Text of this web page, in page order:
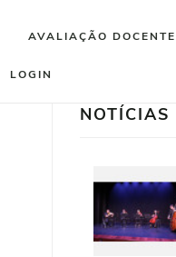
AVALIAÇÃO DOCENTE
LOGIN
NOTÍCIAS